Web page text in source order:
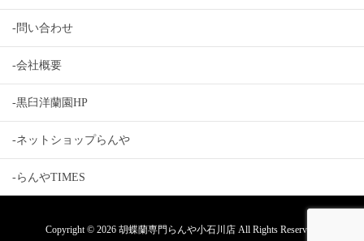
-問い合わせ
-会社概要
-黒臼洋蘭園HP
-ネットショップらんや
-らんやTIMES
Copyright © 2026 胡蝶蘭専門らんや小石川店 All Rights Reserved.